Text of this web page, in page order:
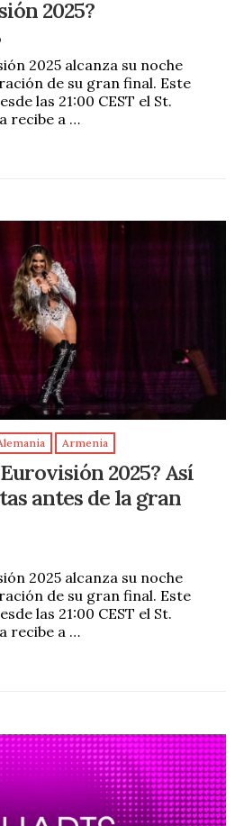
2025?
2025 alcanza su noche
de su gran final. Este
las 21:00 CEST el St.
recibe a …
Armenia
2025? Así
antes de la gran
2025 alcanza su noche
de su gran final. Este
las 21:00 CEST el St.
recibe a …